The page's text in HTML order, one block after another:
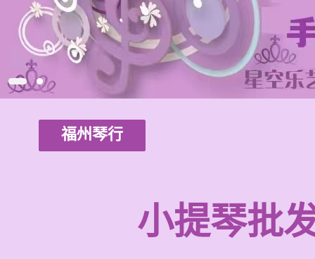
福州琴行
小提琴批